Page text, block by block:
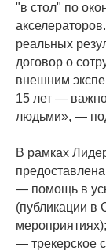
"в стол" по
реальных
договор о
внешним
15 лет —
людьми», —
В рамках
— помощь в
(публикации в
мероприятиях);
— трекерское